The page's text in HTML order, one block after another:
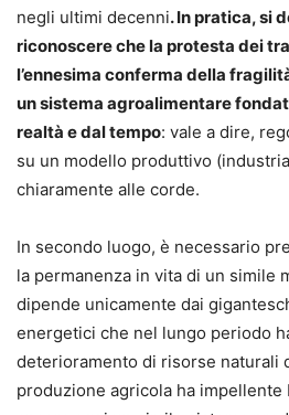
negli ultimi decenni. In pratica, si
riconoscere che la protesta dei
l’ennesima conferma della
un sistema agroalimentare
realtà e dal tempo: vale a dire,
su un modello produttivo
chiaramente alle corde.
In secondo luogo, è necessario
la permanenza in vita di un simile
dipende unicamente dai
energetici che nel lungo periodo
deterioramento di risorse naturali
produzione agricola ha